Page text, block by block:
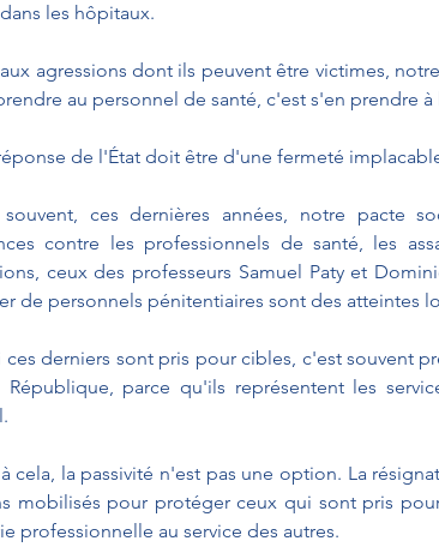
les hôpitaux.
agressions dont ils peuvent être victimes,
au personnel de santé, c'est s'en prendre
de l'État doit être d'une fermeté
ces dernières années, notre pacte
contre les professionnels de santé, les
ceux des professeurs Samuel Paty et
de personnels pénitentiaires sont des atteintes
ces derniers sont pris pour cibles, c'est souvent
République, parce qu'ils représentent les
cela, la passivité n'est pas une option. La
mobilisés pour protéger ceux qui sont pris
professionnelle au service des autres.